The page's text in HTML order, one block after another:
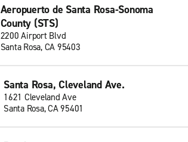
Aeropuerto de Santa Rosa-Sonoma
County (STS)
2200 Airport Blvd
Santa Rosa, CA 95403
Santa Rosa, Cleveland Ave.
1621 Cleveland Ave
Santa Rosa, CA 95401